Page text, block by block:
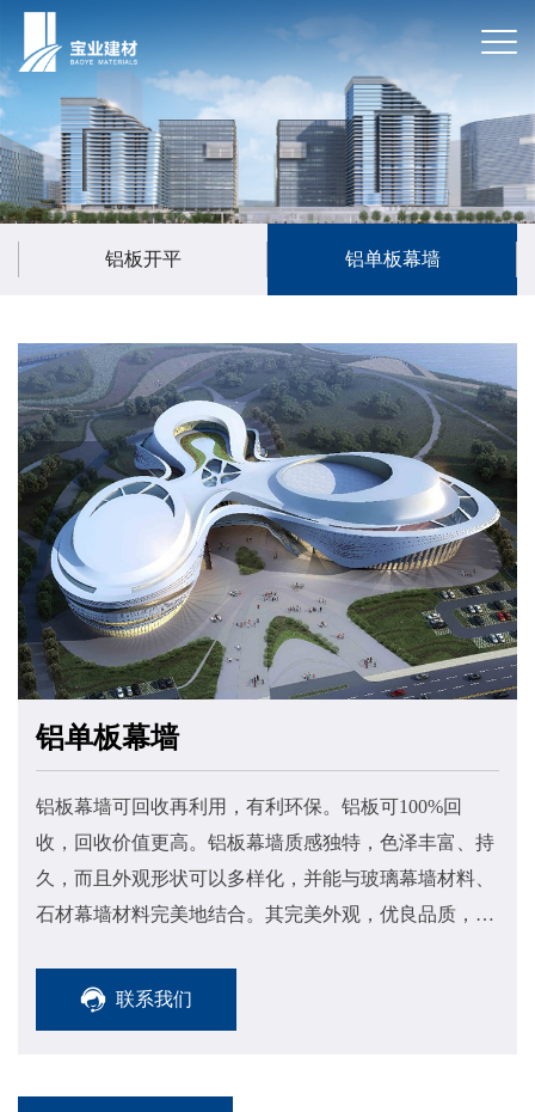
铝板开平 铝单板幕墙
铝单板幕墙
铝板幕墙可回收再利用，有利环保。铝板可100%回
收，回收价值更高。铝板幕墙质感独特，色泽丰富、持
久，而且外观形状可以多样化，并能与玻璃幕墙材料、
石材幕墙材料完美地结合。其完美外观，优良品质，使
联系我们